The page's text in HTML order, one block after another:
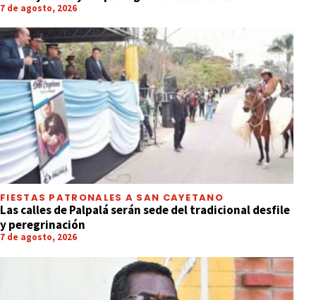
7 de agosto, 2026
FIESTAS PATRONALES A SAN CAYETANO
Las calles de Palpalá serán sede del tradicional desfile
y peregrinación
7 de agosto, 2026